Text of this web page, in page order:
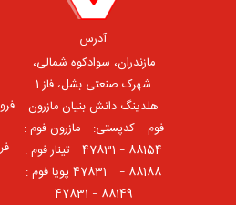
آدرس
مازندران، سوادکوه شمالی،
شهرک صنعتی بشل، فاز 1
هلدینگ دانش بنیان مازرون
فوم ⠀کدپستی: ⠀مازرون فوم :
88154 – 47831 ⠀تینار فوم :
88188 – 47831⠀ پویا فوم :
88149 – 47831